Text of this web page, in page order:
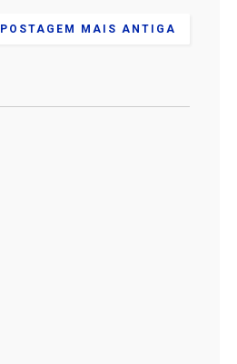
POSTAGEM MAIS ANTIGA